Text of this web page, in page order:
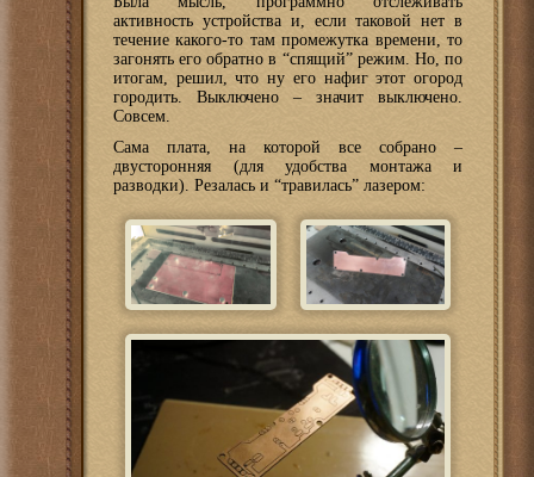
активность устройства и, если таковой нет в
течение какого-то там промежутка времени, то
загонять его обратно в “спящий” режим. Но, по
итогам, решил, что ну его нафиг этот огород
городить. Выключено – значит выключено.
Совсем.
Сама плата, на которой все собрано –
двусторонняя (для удобства монтажа и
разводки). Резалась и “травилась” лазером: